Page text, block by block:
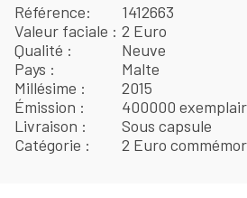
Référence
1412663
Valeur faciale
2 Euro
Qualité
Neuve
Pays
Malte
Millésime
2015
Émission
400000
Livraison
Sous capsule
Catégorie
2 Euro